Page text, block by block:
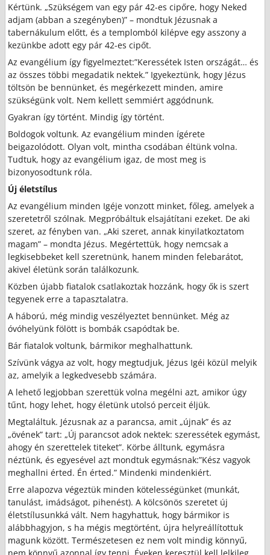
Kértünk. „Szükségem van egy pár 42-es cipőre, hogy Neked
adjam (abban a szegényben)” – mondtuk Jézusnak a
tabernákulum előtt, és a templomból kilépve egy asszony a
kezünkbe adott egy pár 42-es cipőt.
Az evangélium így figyelmeztet:”Keressétek Isten országát… és
az összes többi megadatik nektek.” Igyekeztünk, hogy Jézus
töltsön be bennünket, és megérkezett minden, amire
szükségünk volt. Nem kellett semmiért aggódnunk.
Gyakran így történt. Mindig így történt.
Boldogok voltunk. Az evangélium minden ígérete
beigazolódott. Olyan volt, mintha csodában éltünk volna.
Tudtuk, hogy az evangélium igaz, de most meg is
bizonyosodtunk róla.
Új életstílus
Az evangélium minden Igéje vonzott minket, főleg, amelyek a
szeretetről szólnak. Megpróbáltuk elsajátítani ezeket. De aki
szeret, az fényben van. „Aki szeret, annak kinyilatkoztatom
magam” – mondta Jézus. Megértettük, hogy nemcsak a
legkisebbeket kell szeretnünk, hanem minden felebarátot,
akivel életünk során találkozunk.
Közben újabb fiatalok csatlakoztak hozzánk, hogy ők is szert
tegyenek erre a tapasztalatra.
A háború, még mindig veszélyeztet bennünket. Még az
óvóhelyünk fölött is bombák csapódtak be.
Bár fiatalok voltunk, bármikor meghalhattunk.
Szívünk vágya az volt, hogy megtudjuk, Jézus Igéi közül melyik
az, amelyik a legkedvesebb számára.
A lehető legjobban szerettük volna megélni azt, amikor úgy
tűnt, hogy lehet, hogy életünk utolsó perceit éljük.
Megtaláltuk. Jézusnak az a parancsa, amit „újnak” és az
„övének” tart: „Új parancsot adok nektek: szeressétek egymást,
ahogy én szerettelek titeket”. Körbe álltunk, egymásra
néztünk, és egyesével azt mondtuk egymásnak:”Kész vagyok
meghallni érted. Én érted.” Mindenki mindenkiért.
Erre alapozva végeztük minden kötelességünket (munkát,
tanulást, imádságot, pihenést). A kölcsönös szeretet új
életstílusunkká vált. Nem hagyhattuk, hogy bármikor is
alábbhagyjon, s ha mégis megtörtént, újra helyreállítottuk
magunk között. Természetesen ez nem volt mindig könnyű,